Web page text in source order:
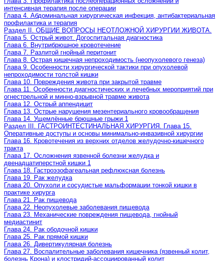
интенсивная терапия после операции
Глава 4. Абдоминальная хирургическая инфекция, антибактериальная
профилактика и терапия
Раздел II. ОБЩИЕ ВОПРОСЫ НЕОТЛОЖНОЙ ХИРУРГИИ ЖИВОТА.
Глава 5. Острый живот. Догоспитальная диагностика
Глава 6. Внутрибрюшное кровотечение
Глава 7. Разлитой гнойный перитонит
Глава 8. Острая кишечная непроходимость (неопухолевого генеза)
Глава 9. Особенности хирургической тактики при опухолевой
непроходимости толстой кишки
Глава 10. Повреждения живота при закрытой травме
Глава 11. Особенности диагностических и лечебных мероприятий при
огнестрельной и минно-взрывной травме живота
Глава 12. Острый аппендицит
Глава 13. Острые нарушения мезентериального кровообращения
Глава 14. Ущемлённые брюшные грыжи 1
Раздел III. ГАСТРОИНТЕСТИНАЛЬНАЯ ХИРУРГИЯ. Глава 15.
Оперативные доступы и основы минимально-инвазивной хирургии
Глава 16. Кровотечения из верхних отделов желудочно-кишечного
тракта
Глава 17. Осложнения язвенной болезни желудка и
двенадцатиперстной кишки 1
Глава 18. Гастроэзофагеальная рефлюксная болезнь
Глава 19. Рак желудка
Глава 20. Опухоли и сосудистые мальформации тонкой кишки в
практике хирурга
Глава 21. Рак пищевода
Глава 22. Неопухолевые заболевания пищевода
Глава 23. Механические повреждения пищевода, гнойный
медиастинит
Глава 24. Рак ободочной кишки
Глава 25. Рак прямой кишки
Глава 26. Дивертикулярная болезнь
Глава 27. Воспалительные заболевания кишечника (язвенный колит,
болезнь Крона) и клостридий-ассоциированный колит